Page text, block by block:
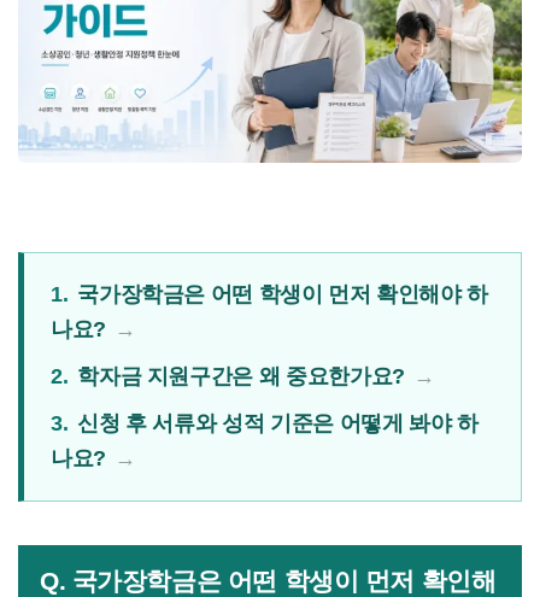
1. 국가장학금은 어떤 학생이 먼저 확인해야 하
나요?
2. 학자금 지원구간은 왜 중요한가요?
3. 신청 후 서류와 성적 기준은 어떻게 봐야 하
나요?
Q. 국가장학금은 어떤 학생이 먼저 확인해